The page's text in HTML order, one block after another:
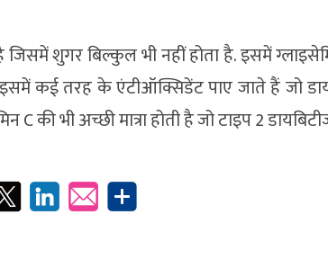
शुगर बिल्कुल भी नहीं होता है. इसमें
इसमें कई तरह के एंटीऑक्सिडेंट पाए जाते हैं जो
C की भी अच्छी मात्रा होती है जो टाइप 2